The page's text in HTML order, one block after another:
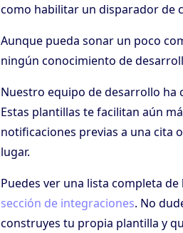
como habilitar un disparador de
Aunque pueda sonar un poco
ningún conocimiento de
Nuestro equipo de desarrollo ha
Estas plantillas te facilitan aún
notificaciones previas a una cita
lugar.
Puedes ver una lista completa
sección de integraciones. No
construyes tu propia plantilla y